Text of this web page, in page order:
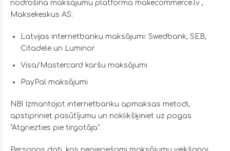
nodrošina maksājumu platforma makecommerce.lv ,
Maksekeskus AS:
Latvijas internetbanku maksājumi: Swedbank, SEB,
Citadele un Luminor
Visa/Mastercard karšu maksājumi
PayPal maksājumi
NB! Izmantojot internetbanku apmaksas metodi,
apstipriniet pasūtījumu un noklikšķiniet uz pogas
“Atgriezties pie tirgotāja”.